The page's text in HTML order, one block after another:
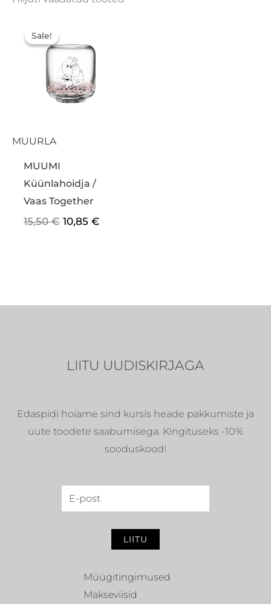
Sale!
MUURLA
Sale!
MUUMI
Küünlahoidja /
Vaas Together
15,50€
oli:
15,50 €.
10,85€
LIITU UUDISKIRJAGA
Edaspidi hoiame sind kursis heade pakkumiste ja
uute toodete saabumisega. Kingituseks -10%
sooduskood!
LIITU
Müügitingimused
Makseviisid